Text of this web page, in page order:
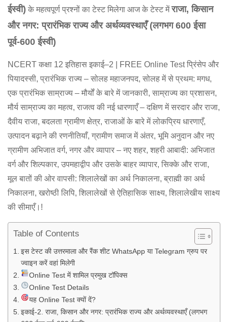
ईस्वी) के महत्वपूर्ण प्रश्नों का टेस्ट मिलेगा आज के टेस्ट मेंराजा, किसान
और नगर: प्रारंभिक राज्य और अर्थव्यवस्थाएँ (लगभग 600 ईसा
पूर्व-600 ईस्वी)
NCERT कक्षा 12 इतिहास इकाई–2 | FREE Online Test प्रिंसेप और
पियादस्सी, प्रारंभिक राज्य – सोलह महाजनपद, सोलह में से प्रथम: मगध,
एक प्रारंभिक साम्राज्य – मौर्यों के बारे में जानकारी, साम्राज्य का प्रशासन,
मौर्य साम्राज्य का महत्व, राजत्व की नई धारणाएँ – दक्षिण में सरदार और राजा,
दैवीय राजा, बदलता ग्रामीण क्षेत्र, राजाओं के बारे में लोकप्रिय धारणाएँ,
उत्पादन बढ़ाने की रणनीतियाँ, ग्रामीण समाज में अंतर, भूमि अनुदान और नए
ग्रामीण अभिजात वर्ग, नगर और व्यापार – नए शहर, शहरी आबादी: अभिजात
वर्ग और शिल्पकार, उपमहाद्वीप और उसके बाहर व्यापार, सिक्के और राजा,
मूल बातों की ओर वापसी: शिलालेखों का अर्थ निकालना, ब्राह्मी का अर्थ
निकालना, खरोष्ठी लिपि, शिलालेखों से ऐतिहासिक साक्ष्य, शिलालेखीय साक्ष्य
की सीमाएँ।!
Table of Contents
इस टेस्ट की उत्तरमाला और रैंक शीट WhatsApp या Telegram ग्रुप पर
ज्वाइन करें वहां मिलेगी
Online Test में शामिल प्रमुख टॉपिक्स
Online Test Details
यह Online Test क्यों दें?
इकाई-2. राजा, किसान और नगर: प्रारंभिक राज्य और अर्थव्यवस्थाएँ (लगभग